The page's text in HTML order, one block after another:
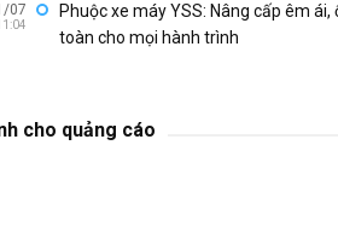
07
Phuộc xe máy YSS: Nâng cấp êm ái,
toàn cho mọi hành trình
cho quảng cáo